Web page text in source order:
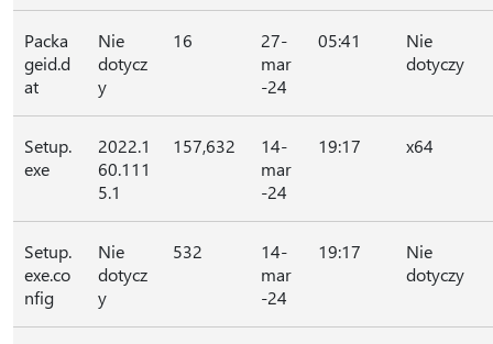
Packa
geid.d
at
Nie
dotycz
y
16
27-
mar
-24
05:41
Nie
dotyczy
Setup.
exe
2022.1
60.111
5.1
157,632
14-
mar
-24
19:17 x64
Setup.
exe.co
nfig
Nie
dotycz
y
532
14-
mar
-24
19:17
Nie
dotyczy